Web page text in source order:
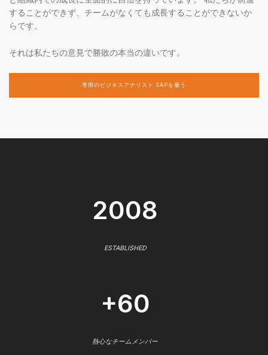
することができず、チームがなくても成長することができないか
らです。
それは私たちの意見で勝敗の本当の違いです。
専用のビジネスアナリスト SAPを雇う
2008
ESTABLISHED
+60
熱心なチームメンバー